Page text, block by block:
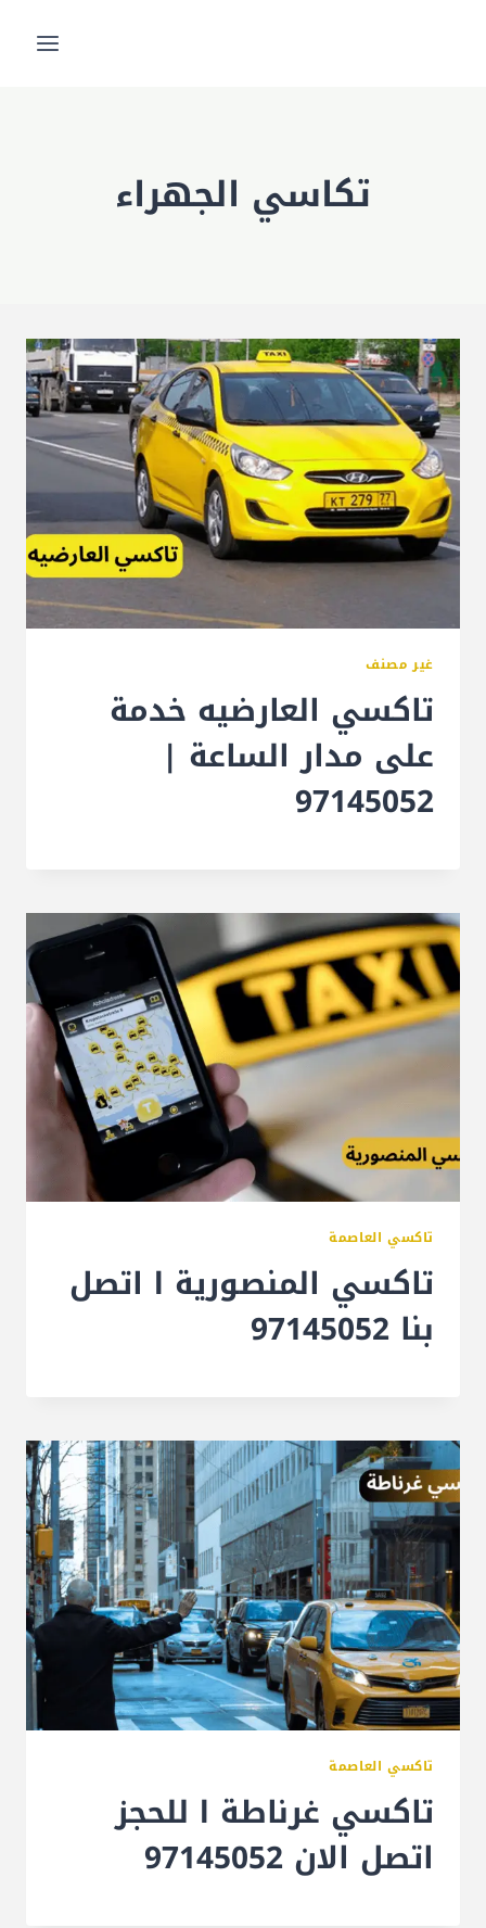
تكاسي الجهراء
غير مصنف
تاكسي العارضيه خدمة
على مدار الساعة |
97145052
تاكسي العاصمة
تاكسي المنصورية l اتصل
بنا 97145052
تاكسي العاصمة
تاكسي غرناطة l للحجز
اتصل الان 97145052